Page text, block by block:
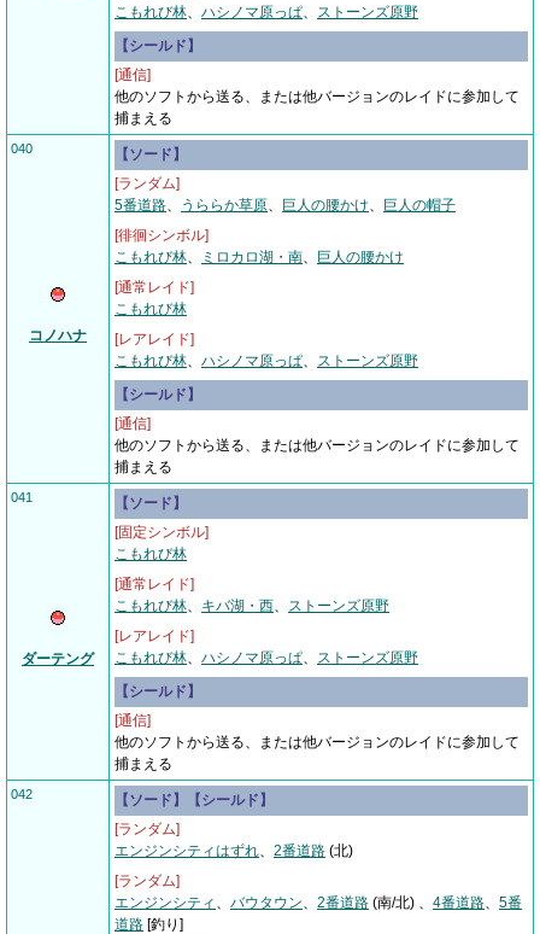
こもれび林、 ハシノマ原っぱ、 ストーンズ原野
【シールド】
[通信]
他のソフトから送る、または他バージョンのレイドに参加して
捕まえる
040
コノハナ
【ソード】
[ランダム]
5番道路、 うららか草原、 巨人の腰かけ、
巨人の帽子
[徘徊シンボル]
こもれび林、 ミロカロ湖・南、
巨人の腰かけ
[通常レイド]
こもれび林
[レアレイド]
こもれび林、 ハシノマ原っぱ、 ストーンズ原野
【シールド】
[通信]
他のソフトから送る、または他バージョンのレイドに参加して
捕まえる
041
ダーテング
【ソード】
[固定シンボル]
こもれび林
[通常レイド]
こもれび林、 キバ湖・西、 ストーンズ原野
[レアレイド]
こもれび林、 ハシノマ原っぱ、 ストーンズ原野
【シールド】
[通信]
他のソフトから送る、または他バージョンのレイドに参加して
捕まえる
042
【ソード】【シールド】
[ランダム]
エンジンシティはずれ、 2番道路 (北)
[ランダム]
エンジンシティ 、 バウタウン、 2番道路 (南/北) 、 4番道路、 5番
道路 [釣り]